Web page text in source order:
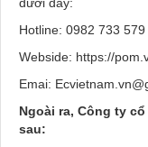
dưới đây:
Hotline: 0982 733
Webside: https://
Emai:
Ngoài ra, Công ty
sau: